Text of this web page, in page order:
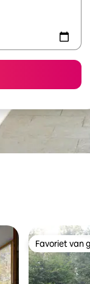
Favoriet van
Favoriet van